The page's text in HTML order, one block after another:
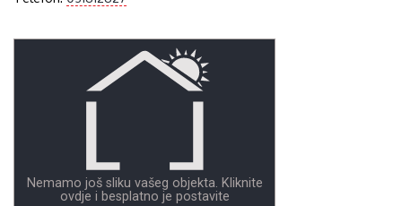
Nemamo još sliku vašeg objekta. Kliknite
ovdje i besplatno je postavite